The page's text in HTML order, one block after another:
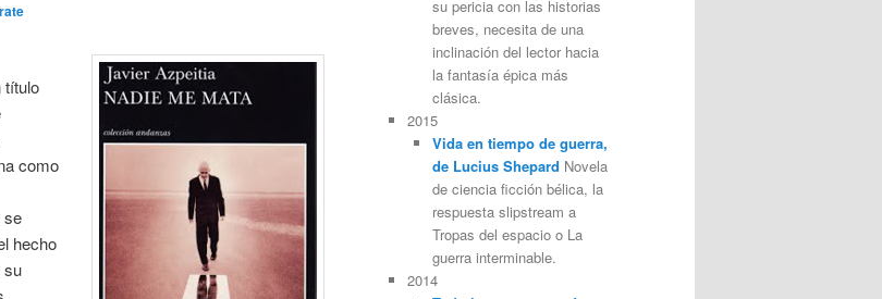
título
como
se
hecho
su
su pericia con las historias
breves, necesita de una
inclinación del lector hacia
la fantasía épica más
clásica.
2015
Vida en tiempo de guerra,
de Lucius Shepard Novela
de ciencia ficción bélica, la
respuesta slipstream a
Tropas del espacio o La
guerra interminable.
2014